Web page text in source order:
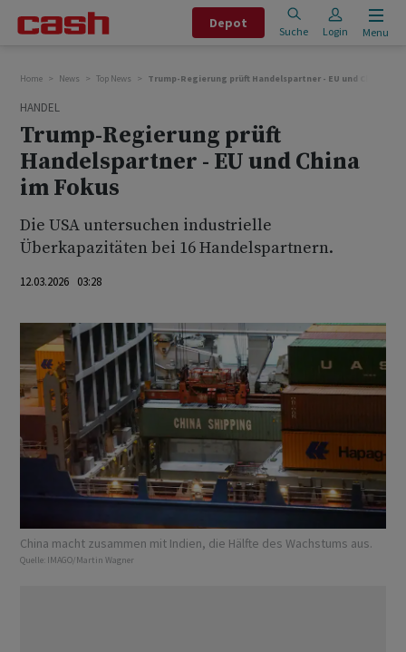
Depot
Suche Login Menu
Home News Top News Trump-Regierung prüft Handelspartner - EU und China im
HANDEL
Trump-Regierung prüft
Handelspartner - EU und China
im Fokus
Die USA untersuchen industrielle
Überkapazitäten bei 16 Handelspartnern.
12.03.2026 03:28
China macht zusammen mit Indien, die Hälfte des Wachstums aus.
Quelle: IMAGO/Martin Wagner